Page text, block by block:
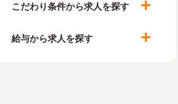
こだわり条件から求人を探す
給与から求人を探す